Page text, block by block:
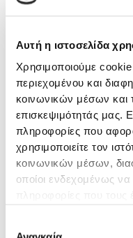
Αυτή η ιστοσελίδα
Χρησιμοποιούμε cookie
περιεχομένου και
κοινωνικών μέσων και
επισκεψιμότητάς μας.
πληροφορίες που
χρησιμοποιείτε τον
κοινωνικών μέσων,
οποίοι ενδεχομένως